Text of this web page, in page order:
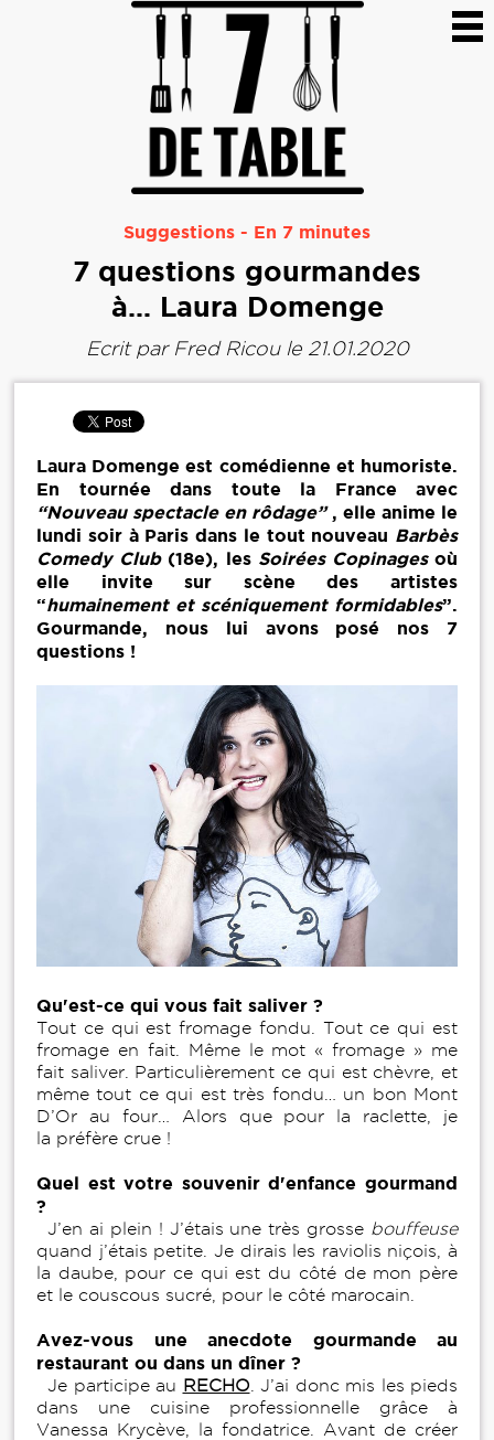
Suggestions - En 7 minutes
7 questions gourmandes
à… Laura Domenge
Ecrit par Fred Ricoule 21.01.2020
Laura Domenge est comédienne et humoriste.
En tournée dans toute la France avec
“Nouveau spectacle en rôdage”, elle anime le
lundi soir à Paris dans le tout nouveau Barbès
Comedy Club(18e), les Soirées Copinagesoù
elle invite sur scène des artistes
“humainement et scéniquement formidables”.
Gourmande, nous lui avons posé nos 7
questions !
Qu'est-ce qui vous fait saliver ?
Tout ce qui est fromage fondu. Tout ce qui est
fromage en fait. Même le mot « fromage » me
fait saliver. Particulièrement ce qui est chèvre, et
même tout ce qui est très fondu… un bon Mont
D’Or au four… Alors que pour la raclette, je
la préfère crue !
Quel est votre souvenir d'enfance gourmand
?
J’en ai plein ! J’étais une très grosse bouffeuse
quand j’étais petite. Je dirais les raviolis niçois, à
la daube, pour ce qui est du côté de mon père
et le couscous sucré, pour le côté marocain.
Avez-vous une anecdote gourmande au
restaurant ou dans un dîner ?
Je participe au RECHO . J’ai donc mis les pieds
dans une cuisine professionnelle grâce à
Vanessa Krycève, la fondatrice. Avant de créer